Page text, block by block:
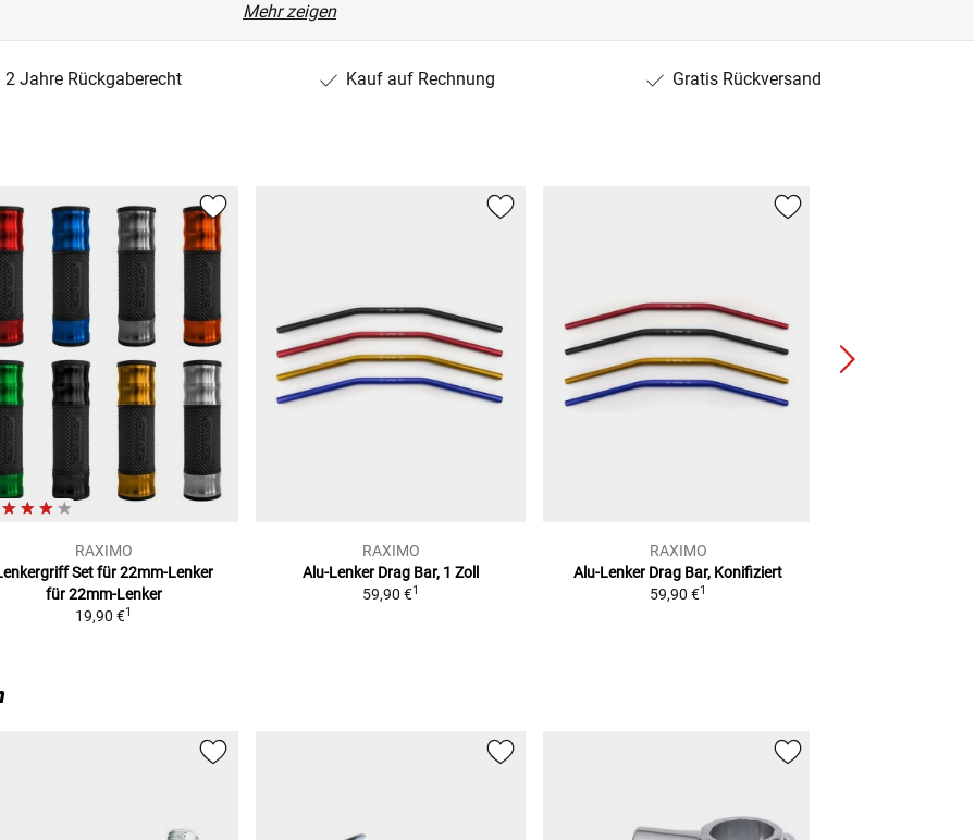
17)
19)
Mehr zeigen
2 Jahre Rückgaberecht Kauf auf Rechnung Gratis Rückversand
RAXIMO
Set für 22mm-Lenker
für 22mm-Lenker
19,90 €1
RAXIMO
Alu-Lenker Drag Bar, 1 Zoll
59,90 €1
RAXIMO
Alu-Lenker Drag Bar, Konifiziert
59,90 €1